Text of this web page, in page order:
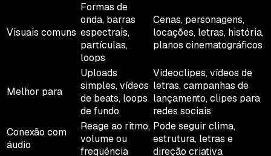
Visuais comuns
Formas de
onda, barras
espectrais,
partículas,
loops
Cenas, personagens,
locações, letras, história,
planos cinematográficos
Melhor para
Uploads
simples, vídeos
de beats, loops
de fundo
Videoclipes, vídeos de
letras, campanhas de
lançamento, clipes para
redes sociais
Conexão com
áudio
Reage ao ritmo,
volume ou
frequência
Pode seguir clima,
estrutura, letras e
direção criativa